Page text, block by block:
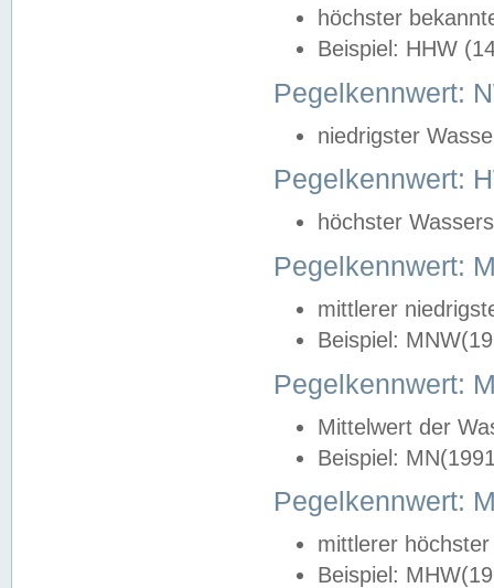
höchster
Beispiel: HHW
Pegelkennwert:
niedrigster
Pegelkennwert:
höchster
Pegelkennwert:
mittlerer
Beispiel:
Pegelkennwert:
Mittelwert der
Beispiel:
Pegelkennwert:
mittlerer
Beispiel: